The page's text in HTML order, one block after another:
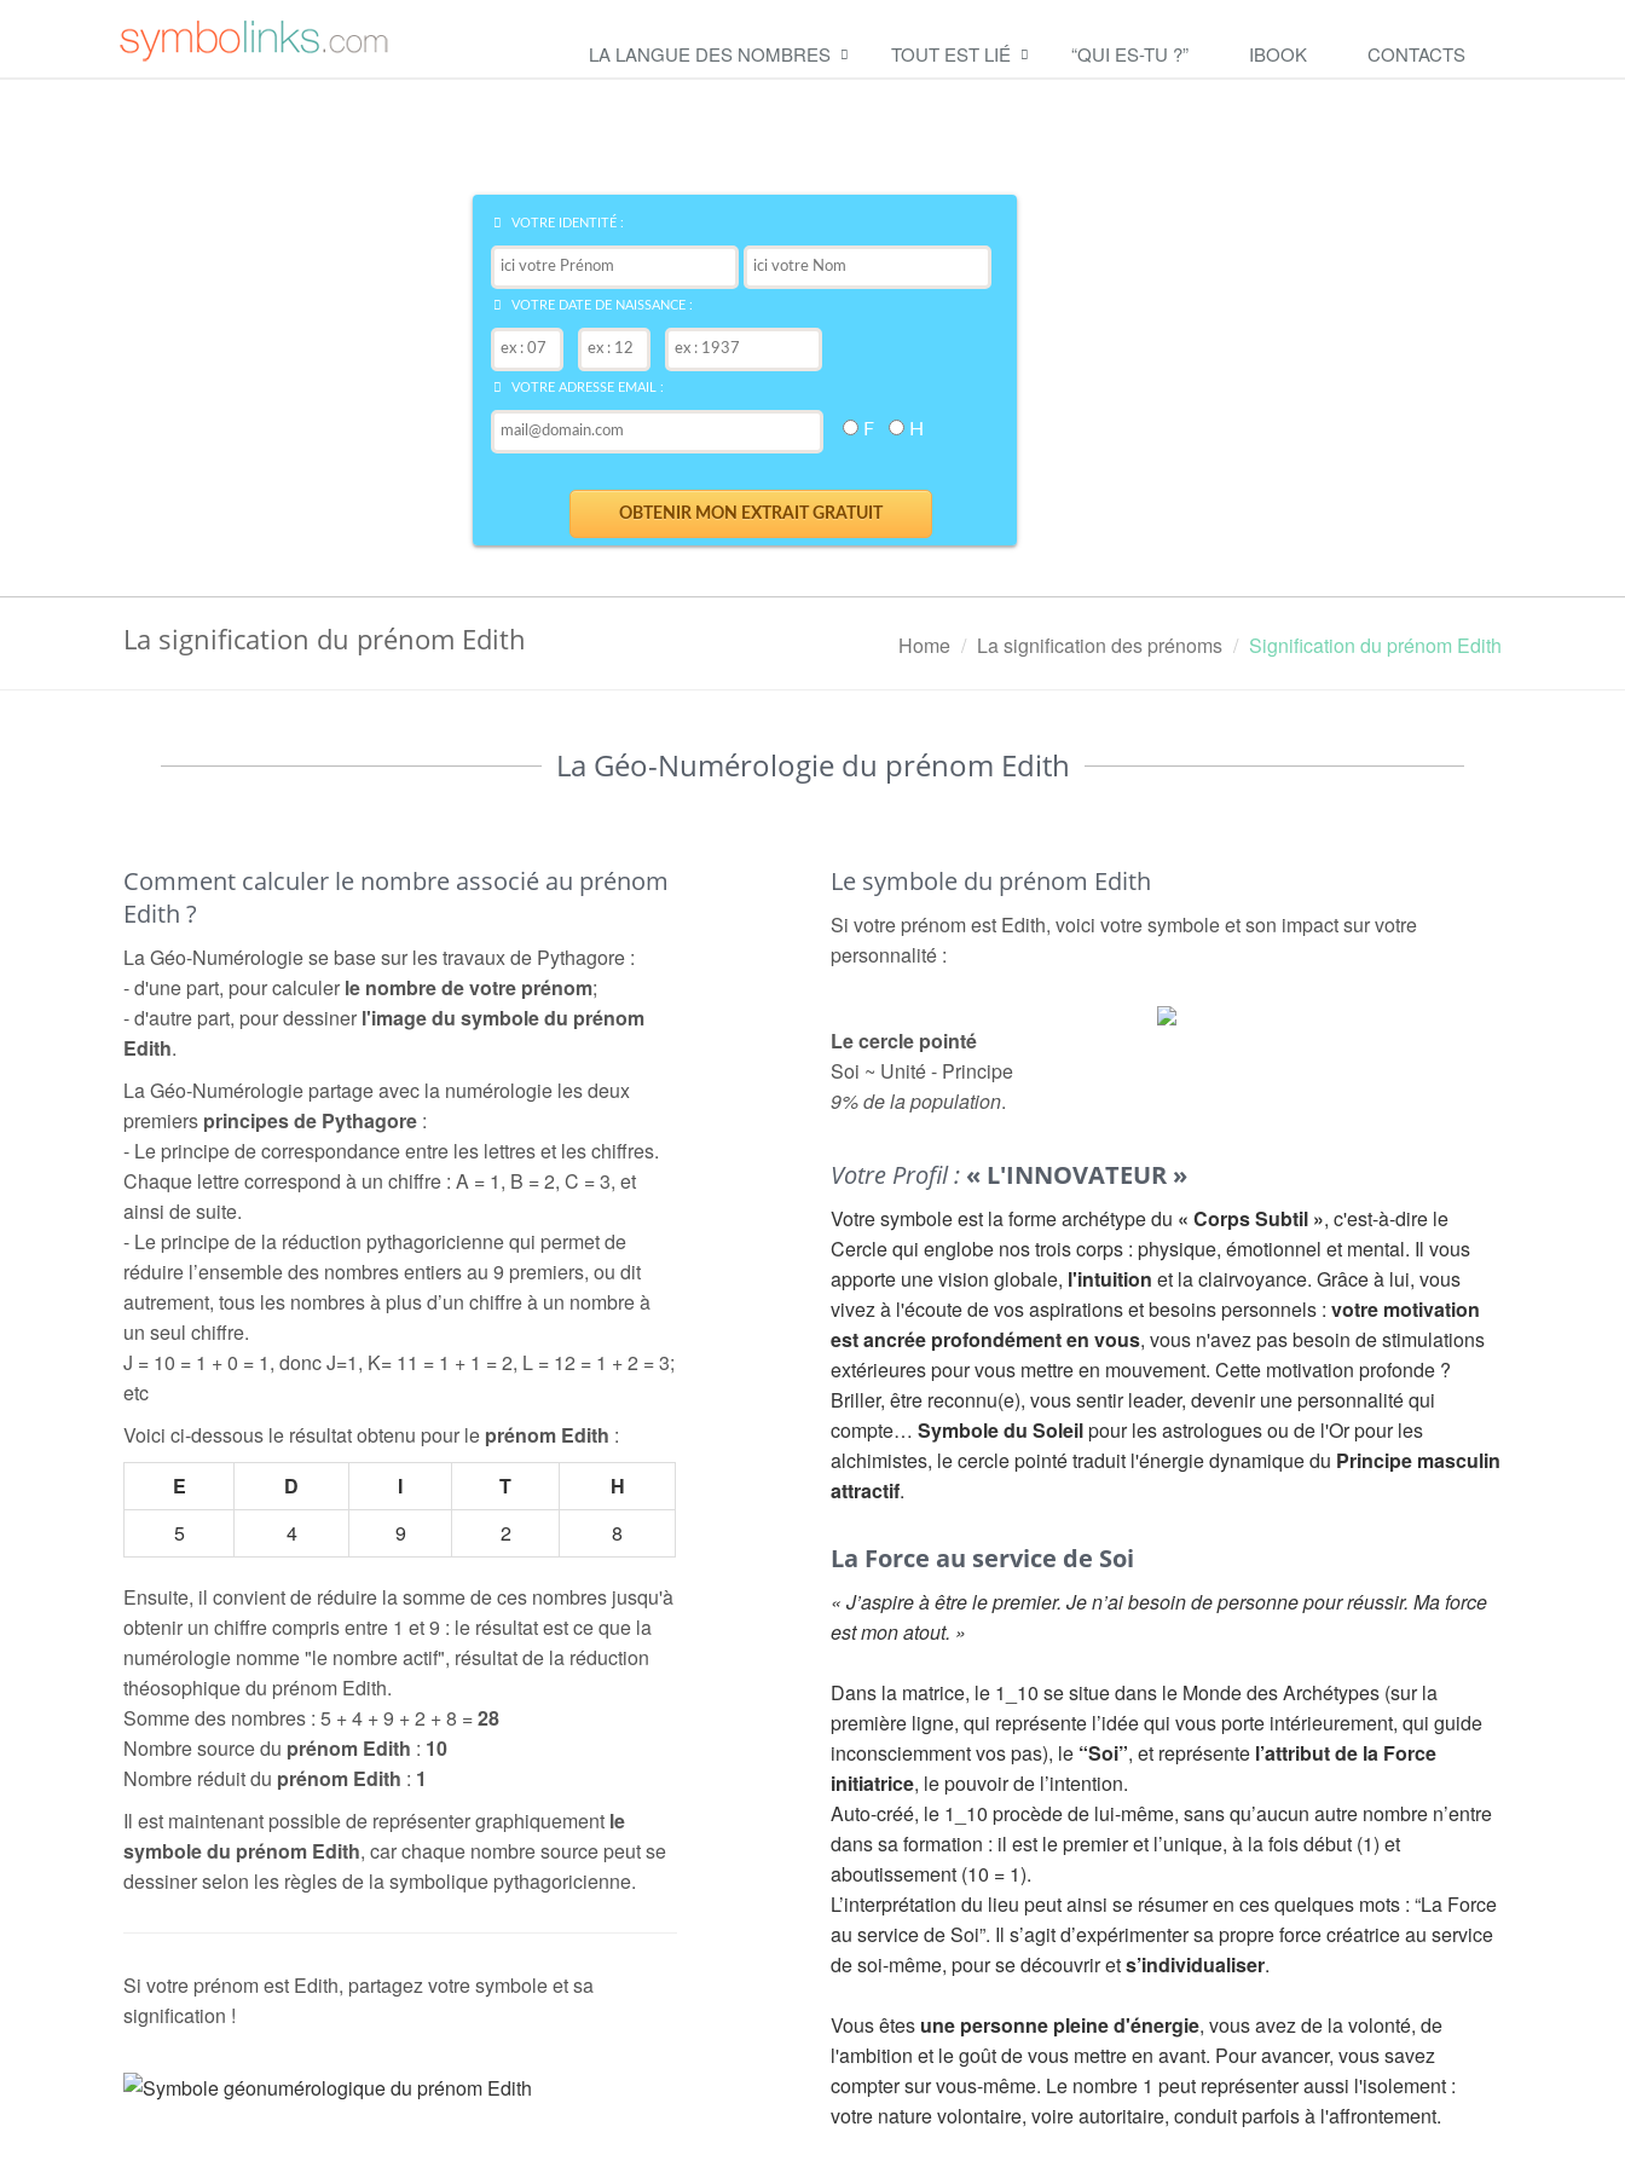
LA LANGUE DES NOMBRES TOUT EST LIÉ “QUI ES-TU ?” IBOOK CONTACTS
VOTRE IDENTITÉ :
VOTRE DATE DE NAISSANCE :
VOTRE ADRESSE EMAIL :
F H
La signification du prénom Edith Home La signification des prénoms Signification du prénom Edith
La Géo-Numérologie du prénom Edith
Comment calculer le nombre associé au prénom
Edith ?
La Géo-Numérologie se base sur les travaux de Pythagore :
- d'une part, pour calculer le nombre de votre prénom;
- d'autre part, pour dessiner l'image du symbole du prénom
Edith.
La Géo-Numérologie partage avec la numérologie les deux
premiers principes de Pythagore :
- Le principe de correspondance entre les lettres et les chiffres.
Chaque lettre correspond à un chiffre : A = 1, B = 2, C = 3, et
ainsi de suite.
- Le principe de la réduction pythagoricienne qui permet de
réduire l’ensemble des nombres entiers au 9 premiers, ou dit
autrement, tous les nombres à plus d’un chiffre à un nombre à
un seul chiffre.
J = 10 = 1 + 0 = 1, donc J=1, K= 11 = 1 + 1 = 2, L = 12 = 1 + 2 = 3;
etc
Voici ci-dessous le résultat obtenu pour le prénom Edith :
E
D I T
H
5
4 9 2 8
Ensuite, il convient de réduire la somme de ces nombres jusqu'à
obtenir un chiffre compris entre 1 et 9 : le résultat est ce que la
numérologie nomme "le nombre actif", résultat de la réduction
théosophique du prénom Edith.
Somme des nombres : 5 + 4 + 9 + 2 + 8 =28
Nombre source du prénom Edith : 10
Nombre réduit du prénom Edith : 1
Il est maintenant possible de représenter graphiquement le
symbole du prénom Edith, car chaque nombre source peut se
dessiner selon les règles de la symbolique pythagoricienne.
Si votre prénom est Edith, partagez votre symbole et sa
signification !
Le symbole du prénom Edith
Si votre prénom est Edith, voici votre symbole et son impact sur votre
personnalité :
Le cercle pointé
Soi ~ Unité - Principe
9% de la population.
Votre Profil : « L'INNOVATEUR »
Votre symbole est la forme archétype du « Corps Subtil », c'est-à-dire le
Cercle qui englobe nos trois corps : physique, émotionnel et mental. Il vous
apporte une vision globale, l'intuition et la clairvoyance. Grâce à lui, vous
vivez à l'écoute de vos aspirations et besoins personnels : votre motivation
est ancrée profondément en vous, vous n'avez pas besoin de stimulations
extérieures pour vous mettre en mouvement. Cette motivation profonde ?
Briller, être reconnu(e), vous sentir leader, devenir une personnalité qui
compte… Symbole du Soleilpour les astrologues ou de l'Or pour les
alchimistes, le cercle pointé traduit l'énergie dynamique du Principe masculin
attractif.
La Force au service de Soi
« J’aspire à être le premier. Je n’ai besoin de personne pour réussir. Ma force
est mon atout. »
Dans la matrice, le 1_10 se situe dans le Monde des Archétypes (sur la
première ligne, qui représente l’idée qui vous porte intérieurement, qui guide
inconsciemment vos pas), le “Soi”, et représente l’attribut de la Force
initiatrice, le pouvoir de l’intention.
Auto-créé, le 1_10 procède de lui-même, sans qu’aucun autre nombre n’entre
dans sa formation : il est le premier et l’unique, à la fois début (1) et
aboutissement (10 = 1).
L’interprétation du lieu peut ainsi se résumer en ces quelques mots : “La Force
au service de Soi”. Il s’agit d’expérimenter sa propre force créatrice au service
de soi-même, pour se découvrir ets’individualiser.
Vous êtes une personne pleine d'énergie, vous avez de la volonté, de
l'ambition et le goût de vous mettre en avant. Pour avancer, vous savez
compter sur vous-même. Le nombre 1 peut représenter aussi l'isolement :
votre nature volontaire, voire autoritaire, conduit parfois à l'affrontement.